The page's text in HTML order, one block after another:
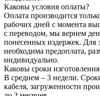
Каковы условия оплаты?
Оплата производится
рабочих дней с момента
с переводом, мы вернем
понесенных издержек. Для
необходима предоплата,
индивидуально.
Каковы сроки изготовления
В среднем – 3 недели.
кабеля, загруженности